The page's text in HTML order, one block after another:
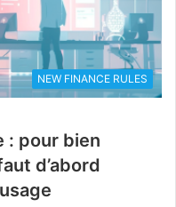
NEW FINANCE RULES
: pour bien
d’abord